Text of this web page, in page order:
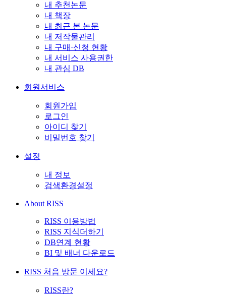
내 추천논문
내 책장
내 최근 본 논문
내 저작물관리
내 구매·신청 현황
내 서비스 사용권한
내 관심 DB
회원서비스
회원가입
로그인
아이디 찾기
비밀번호 찾기
설정
내 정보
검색환경설정
About RISS
RISS 이용방법
RISS 지식더하기
DB연계 현황
BI 및 배너 다운로드
RISS 처음 방문 이세요?
RISS란?